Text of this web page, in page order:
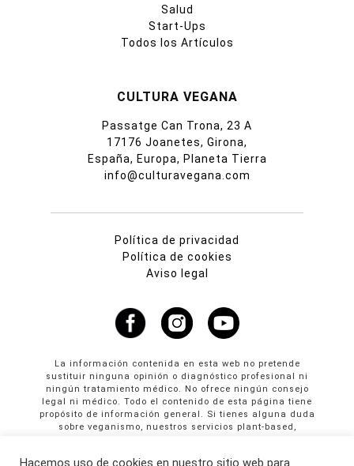
Salud
Start-Ups
Todos los Artículos
CULTURA VEGANA
Passatge Can Trona, 23 A
17176 Joanetes, Girona,
España, Europa, Planeta Tierra
info@culturavegana.com
Política de privacidad
Política de cookies
Aviso legal
La información contenida en esta web no pretende
sustituir ninguna opinión o diagnóstico profesional ni
ningún tratamiento médico. No ofrece ningún consejo
legal ni médico. Todo el contenido de esta página tiene
propósito de información general. Si tienes alguna duda
sobre veganismo, nuestros servicios plant-based,
Hacemos uso de cookies en nuestro sitio web para